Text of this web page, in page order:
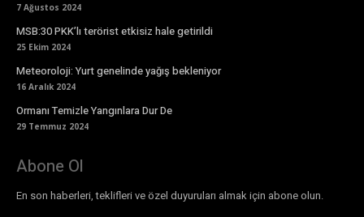
7 Ağustos 2024
MSB:30 PKK’lı terörist etkisiz hale getirildi
25 Ekim 2024
Meteoroloji: Yurt genelinde yağış bekleniyor
16 Aralık 2024
Ormanı Temizle Yangınlara Dur De
29 Temmuz 2024
Abone Ol
En son haberleri, teklifleri ve özel duyuruları almak için abone olun.